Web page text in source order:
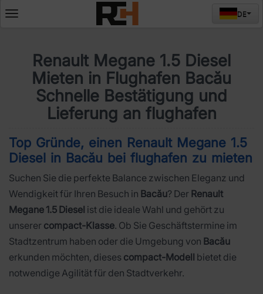
Deschide
DE
Renault Megane 1.5 Diesel
Mieten in Flughafen Bacău
Schnelle Bestätigung und
Lieferung an flughafen
Top Gründe, einen Renault Megane 1.5
Diesel in Bacău bei flughafen zu mieten
Suchen Sie die perfekte Balance zwischen Eleganz und
Wendigkeit für Ihren Besuch in Bacău? Der Renault
Megane 1.5 Diesel ist die ideale Wahl und gehört zu
unserer compact-Klasse. Ob Sie Geschäftstermine im
Stadtzentrum haben oder die Umgebung von Bacău
erkunden möchten, dieses compact-Modell bietet die
notwendige Agilität für den Stadtverkehr.